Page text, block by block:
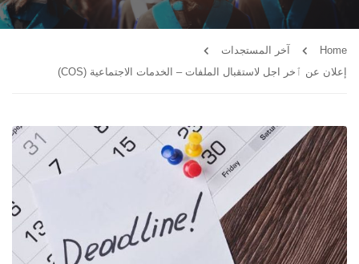
Home
آخر المستجدات
إعلان عن ٱخر اجل لاستقبال الملفات – الخدمات الاجتماعية (COS)